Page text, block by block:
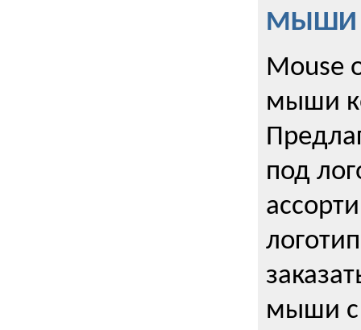
МЫШИ
Mouse
мыши
под
мыши с